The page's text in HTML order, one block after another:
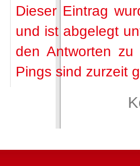
Dieser Eintrag
und ist abgelegt
den Antworten
Pings sind zurzeit